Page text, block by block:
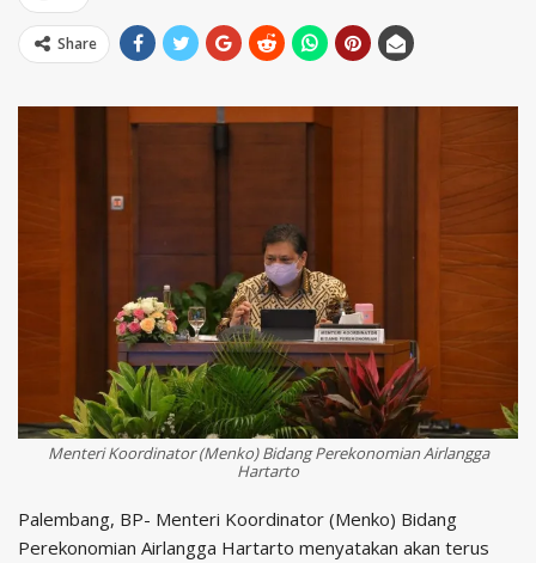
Share
Menteri Koordinator (Menko) Bidang Perekonomian Airlangga
Hartarto
Palembang, BP- Menteri Koordinator (Menko) Bidang
Perekonomian Airlangga Hartarto menyatakan akan terus